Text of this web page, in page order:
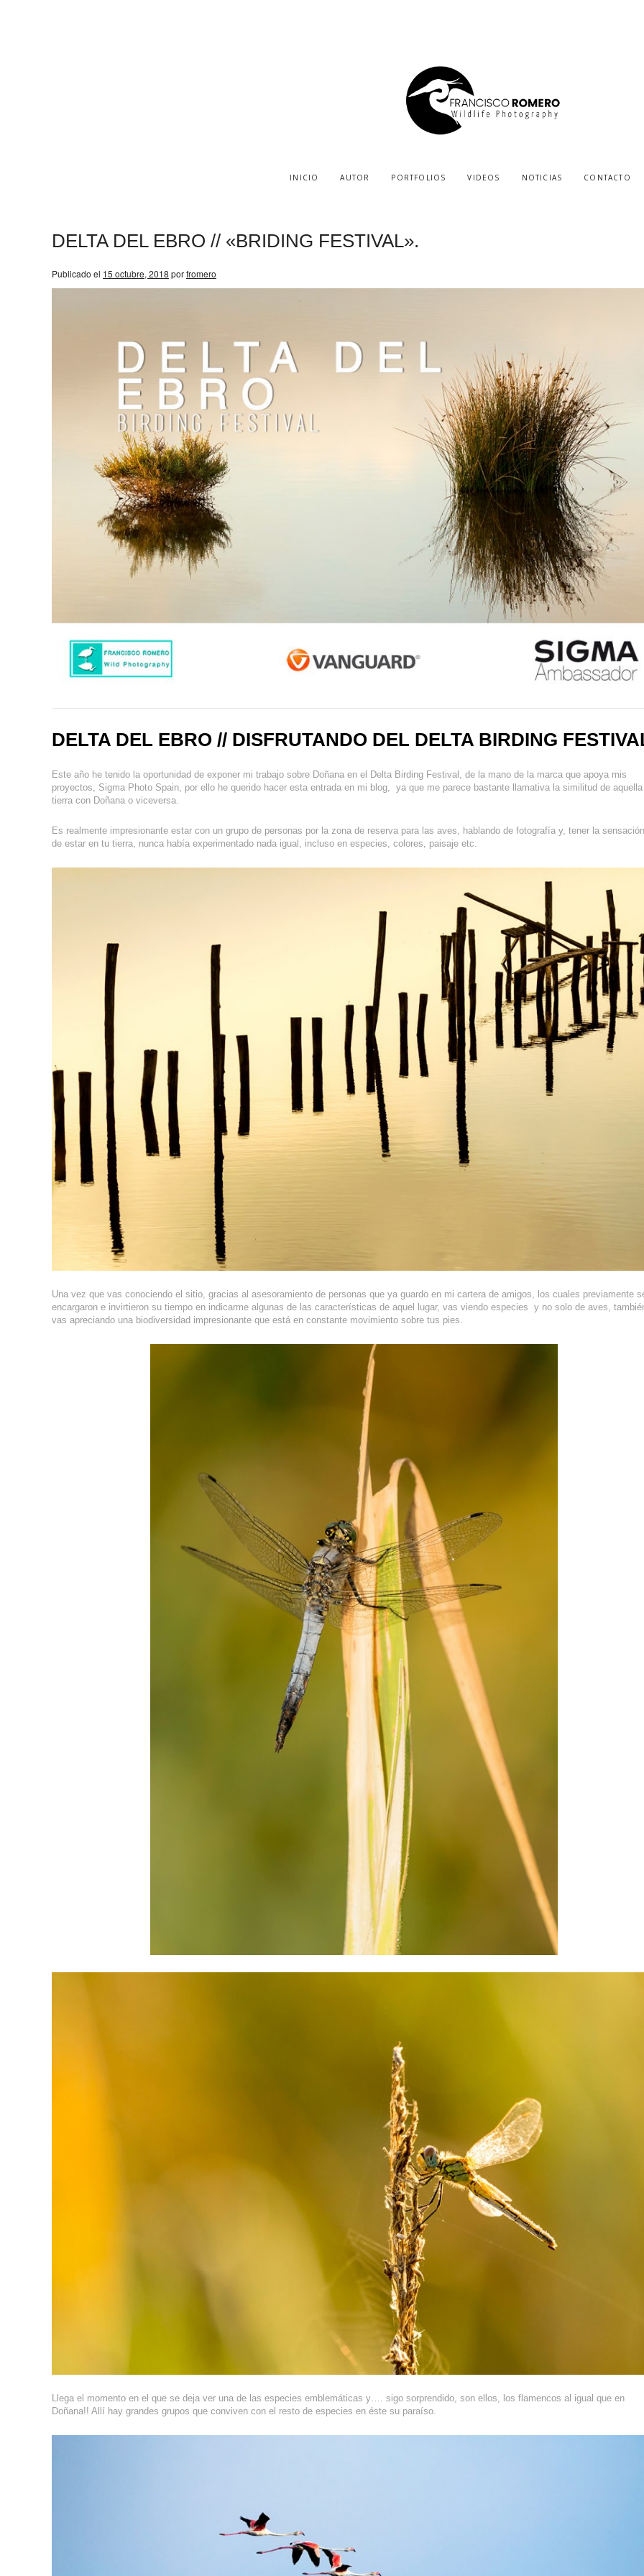
INICIO AUTOR PORTFOLIOS VIDEOS NOTICIAS CONTACTO
DELTA DEL EBRO // «BRIDING FESTIVAL».
Publicado el 15 octubre, 2018 porfromero
DELTA DEL EBRO // DISFRUTANDO DEL DELTA BIRDING
Este año he tenido la oportunidad de exponer mi trabajo sobre Doñana en el Delta Birding Festival, de la mano de la marca que apoya mis
proyectos, Sigma Photo Spain, por ello he querido hacer esta entrada en mi blog, ya que me parece bastante llamativa la similitud de aquella
tierra con Doñana o viceversa.
Es realmente impresionante estar con un grupo de personas por la zona de reserva para las aves, hablando de fotografía y, tener la sensación
de estar en tu tierra, nunca había experimentado nada igual, incluso en especies, colores, paisaje etc.
Una vez que vas conociendo el sitio, gracias al asesoramiento de personas que ya guardo en mi cartera de amigos, los cuales previamente
encargaron e invirtieron su tiempo en indicarme algunas de las características de aquel lugar, vas viendo especies y no solo de aves,
vas apreciando una biodiversidad impresionante que está en constante movimiento sobre tus pies.
Llega el momento en el que se deja ver una de las especies emblemáticas y…. sigo sorprendido, son ellos, los flamencos al igual que en
Doñana!! Allí hay grandes grupos que conviven con el resto de especies en éste su paraíso.